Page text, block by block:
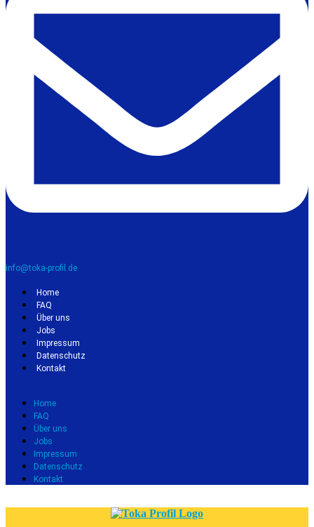
info@toka-profil.de
Home
FAQ
Über uns
Jobs
Impressum
Datenschutz
Kontakt
Home
FAQ
Über uns
Jobs
Impressum
Datenschutz
Kontakt